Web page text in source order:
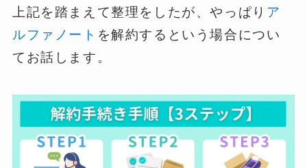
上記を踏まえて整理をしたが、やっぱり ア
ルファノート を解約するという場合につい
てお話します。